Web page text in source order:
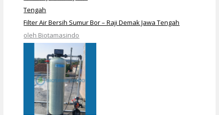
Filter Air Bersih Sumur Bor – Raji Demak Jawa Tengah
oleh Biotamasindo